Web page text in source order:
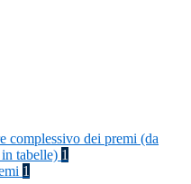
complessivo dei premi (da
tabelle) 1
1